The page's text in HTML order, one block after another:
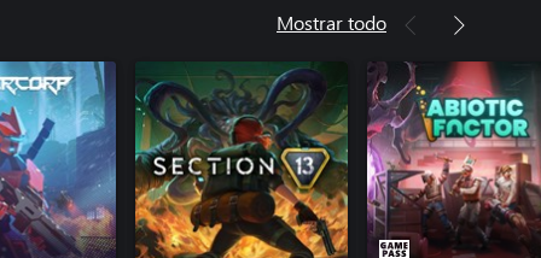
Mostrar todo